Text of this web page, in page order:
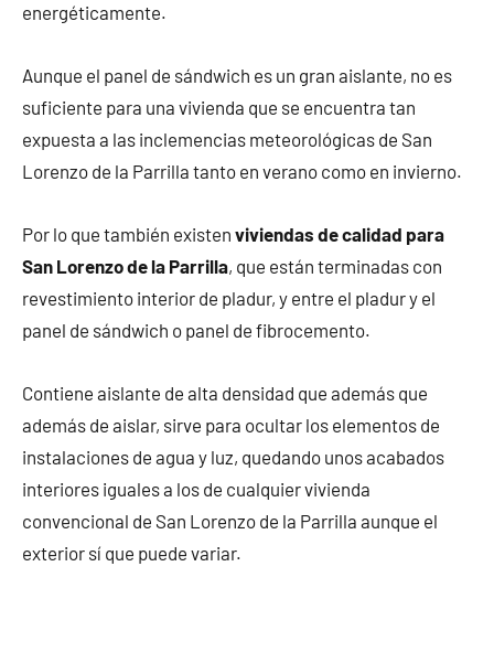
energéticamente.
Aunque el panel de sándwich es un gran aislante, no es
suficiente para una vivienda que se encuentra tan
expuesta a las inclemencias meteorológicas de San
Lorenzo de la Parrilla tanto en verano como en invierno.
Por lo que también existen viviendas de calidad para
San Lorenzo de la Parrilla, que están terminadas con
revestimiento interior de pladur, y entre el pladur y el
panel de sándwich o panel de fibrocemento.
Contiene aislante de alta densidad que además que
además de aislar, sirve para ocultar los elementos de
instalaciones de agua y luz, quedando unos acabados
interiores iguales a los de cualquier vivienda
convencional de San Lorenzo de la Parrilla aunque el
exterior sí que puede variar.